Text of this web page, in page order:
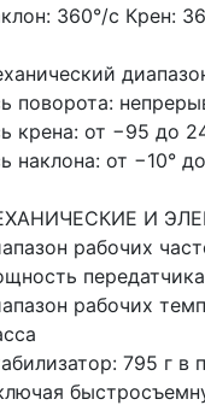
360°/с Крен:
поворота:
крена: от −95 до
наклона: от −10°
И
рабочих
рабочих
795 г